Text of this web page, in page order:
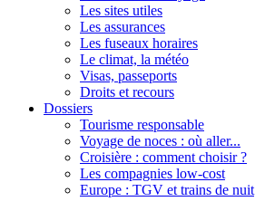
Les sites utiles
Les assurances
Les fuseaux horaires
Le climat, la météo
Visas, passeports
Droits et recours
Dossiers
Tourisme responsable
Voyage de noces : où aller...
Croisière : comment choisir ?
Les compagnies low-cost
Europe : TGV et trains de nuit